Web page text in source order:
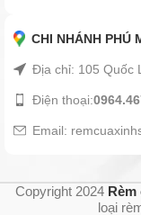
CHI NHÁNH PHÚ
Địa chỉ: 105 Quốc
Điện thoại:
Email:
Copyright 2024 Rèm
loại